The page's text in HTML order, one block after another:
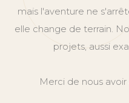
mais l'aventure ne
elle change de terrain.
projets, aussi
Merci de nous